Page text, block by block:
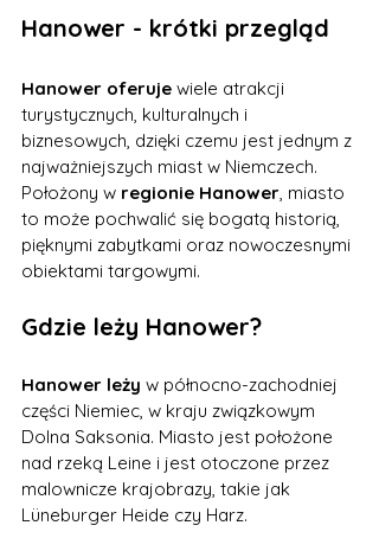
Hanower - krótki przegląd
Hanower oferuje wiele atrakcji
turystycznych, kulturalnych i
biznesowych, dzięki czemu jest jednym z
najważniejszych miast w Niemczech.
Położony w regionie Hanower, miasto
to może pochwalić się bogatą historią,
pięknymi zabytkami oraz nowoczesnymi
obiektami targowymi.
Gdzie leży Hanower?
Hanower leży w północno-zachodniej
części Niemiec, w kraju związkowym
Dolna Saksonia. Miasto jest położone
nad rzeką Leine i jest otoczone przez
malownicze krajobrazy, takie jak
Lüneburger Heide czy Harz.